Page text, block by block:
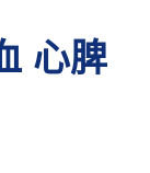
心脾